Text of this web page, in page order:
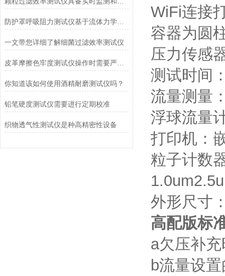
防护罩呼吸阻力测试仪基于流体力学与压力传感技术
一文带您详细了解细菌过滤效率测试仪
皮革摩擦色牢度测试仪操作时需要严格遵循规程
你知道该如何使用酒精耐磨测试仪吗？
铅笔硬度测试仪需要进行定期校准
织物透气性测试仪是种高精密性设备
WiFi连接
容器为圆
压力传感
测试时间
流量测量
浮球流量
打印机：
粒子计数
外形尺寸
高配版标
a欠压补
b流量设